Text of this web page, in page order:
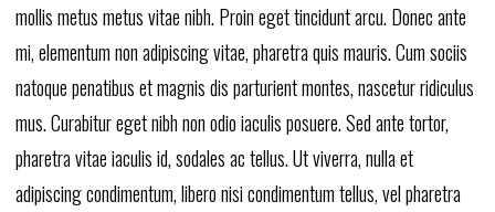
mollis metus metus vitae nibh. Proin eget tincidunt arcu. Donec ante
mi, elementum non adipiscing vitae, pharetra quis mauris. Cum sociis
natoque penatibus et magnis dis parturient montes, nascetur ridiculus
mus. Curabitur eget nibh non odio iaculis posuere. Sed ante tortor,
pharetra vitae iaculis id, sodales ac tellus. Ut viverra, nulla et
adipiscing condimentum, libero nisi condimentum tellus, vel pharetra